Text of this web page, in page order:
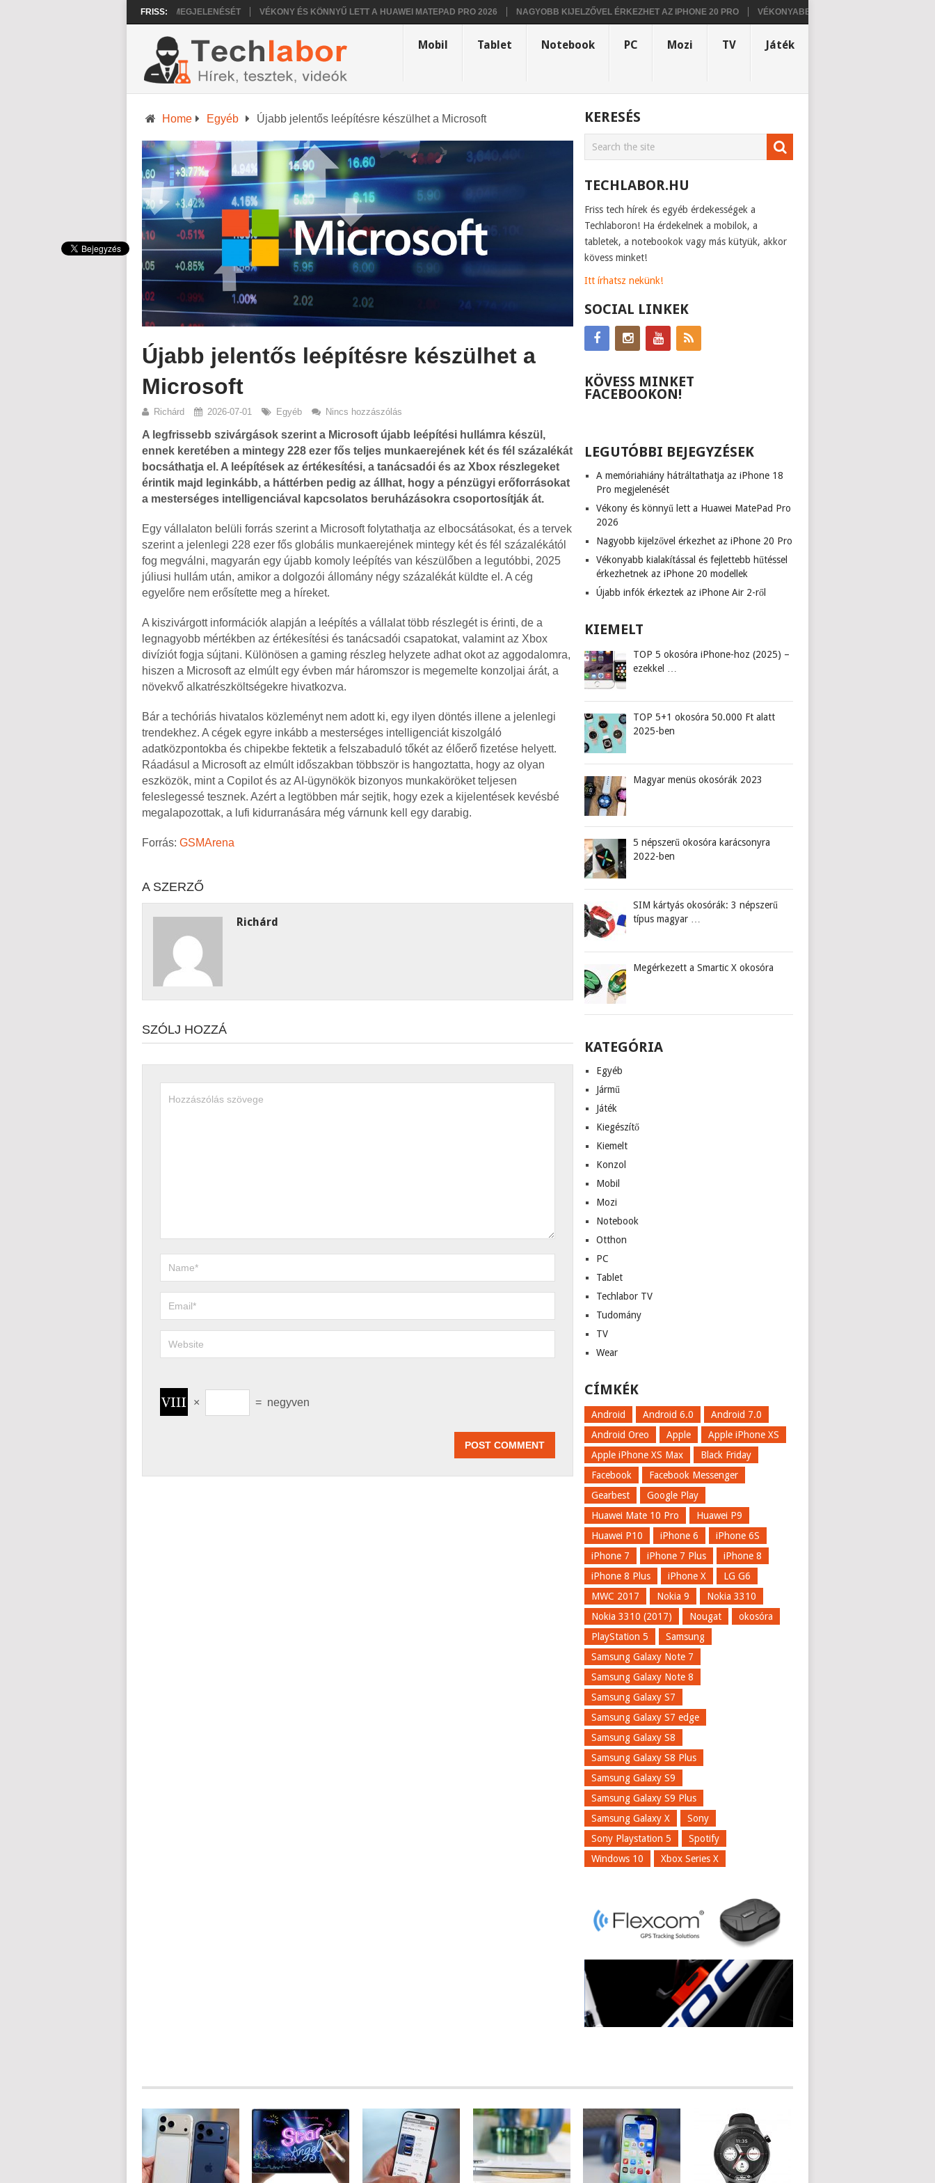
FRISS:
AZ IPHONE 18 PRO MEGJELENÉSÉT VÉKONY ÉS KÖNNYŰ LETT A HUAWEI MATEPAD PRO 2026 NAGYOBB KIJELZŐVEL ÉRKEZHET AZ IPHONE 20 PRO VÉKONYABB KIALAKÍTÁSSAL ÉS FEJLETTEBB
Mobil Tablet Notebook PC Mozi TV Játék
Home Egyéb Újabb jelentős leépítésre készülhet a Microsoft
Újabb jelentős leépítésre készülhet a
Microsoft
Richárd 2026-07-01 Egyéb Nincs hozzászólás
A legfrissebb szivárgások szerint a Microsoft újabb leépítési hullámra készül,
ennek keretében a mintegy 228 ezer fős teljes munkaerejének két és fél százalékát
bocsáthatja el. A leépítések az értékesítési, a tanácsadói és az Xbox részlegeket
érintik majd leginkább, a háttérben pedig az állhat, hogy a pénzügyi erőforrásokat
a mesterséges intelligenciával kapcsolatos beruházásokra csoportosítják át.
Egy vállalaton belüli forrás szerint a Microsoft folytathatja az elbocsátásokat, és a tervek
szerint a jelenlegi 228 ezer fős globális munkaerejének mintegy két és fél százalékától
fog megválni, magyarán egy újabb komoly leépítés van készülőben a legutóbbi, 2025
júliusi hullám után, amikor a dolgozói állomány négy százalékát küldte el. A cég
egyelőre nem erősítette meg a híreket.
A kiszivárgott információk alapján a leépítés a vállalat több részlegét is érinti, de a
legnagyobb mértékben az értékesítési és tanácsadói csapatokat, valamint az Xbox
divíziót fogja sújtani. Különösen a gaming részleg helyzete adhat okot az aggodalomra,
hiszen a Microsoft az elmúlt egy évben már háromszor is megemelte konzoljai árát, a
növekvő alkatrészköltségekre hivatkozva.
Bár a techóriás hivatalos közleményt nem adott ki, egy ilyen döntés illene a jelenlegi
trendekhez. A cégek egyre inkább a mesterséges intelligenciát kiszolgáló
adatközpontokba és chipekbe fektetik a felszabaduló tőkét az élőerő fizetése helyett.
Ráadásul a Microsoft az elmúlt időszakban többször is hangoztatta, hogy az olyan
eszközök, mint a Copilot és az AI-ügynökök bizonyos munkaköröket teljesen
feleslegessé tesznek. Azért a legtöbben már sejtik, hogy ezek a kijelentések kevésbé
megalapozottak, a lufi kidurranására még várnunk kell egy darabig.
Forrás: GSMArena
A SZERZŐ
Richárd
SZÓLJ HOZZÁ
× = negyven
KERESÉS
TECHLABOR.HU
Friss tech hírek és egyéb érdekességek a
Techlaboron! Ha érdekelnek a mobilok, a
tabletek, a notebookok vagy más kütyük, akkor
kövess minket!
Itt írhatsz nekünk!
SOCIAL LINKEK
KÖVESS MINKET
FACEBOOKON!
LEGUTÓBBI BEJEGYZÉSEK
A memóriahiány hátráltathatja az iPhone 18
Pro megjelenését
Vékony és könnyű lett a Huawei MatePad Pro
2026
Nagyobb kijelzővel érkezhet az iPhone 20 Pro
Vékonyabb kialakítással és fejlettebb hűtéssel
érkezhetnek az iPhone 20 modellek
Újabb infók érkeztek az iPhone Air 2-ről
KIEMELT
TOP 5 okosóra iPhone-hoz (2025) –
ezekkel …
TOP 5+1 okosóra 50.000 Ft alatt
2025-ben
Magyar menüs okosórák 2023
5 népszerű okosóra karácsonyra
2022-ben
SIM kártyás okosórák: 3 népszerű
típus magyar …
Megérkezett a Smartic X okosóra
KATEGÓRIA
Egyéb
Jármű
Játék
Kiegészítő
Kiemelt
Konzol
Mobil
Mozi
Notebook
Otthon
PC
Tablet
Techlabor TV
Tudomány
TV
Wear
CÍMKÉK
Android Android 6.0
Android 7.0
Android Oreo
Apple
Apple iPhone XS
Apple iPhone XS Max
Black Friday
Facebook
Facebook Messenger
Gearbest
Google Play
Huawei Mate 10 Pro
Huawei P9
Huawei P10
iPhone 6
iPhone 6S
iPhone 7
iPhone 7 Plus
iPhone 8
iPhone 8 Plus
iPhone X
LG G6
MWC 2017
Nokia 9
Nokia 3310
Nokia 3310 (2017)
Nougat
okosóra
PlayStation 5
Samsung
Samsung Galaxy Note 7
Samsung Galaxy Note 8
Samsung Galaxy S7
Samsung Galaxy S7 edge
Samsung Galaxy S8
Samsung Galaxy S8 Plus
Samsung Galaxy S9
Samsung Galaxy S9 Plus
Samsung Galaxy X
Sony
Sony Playstation 5
Spotify
Windows 10
Xbox Series X